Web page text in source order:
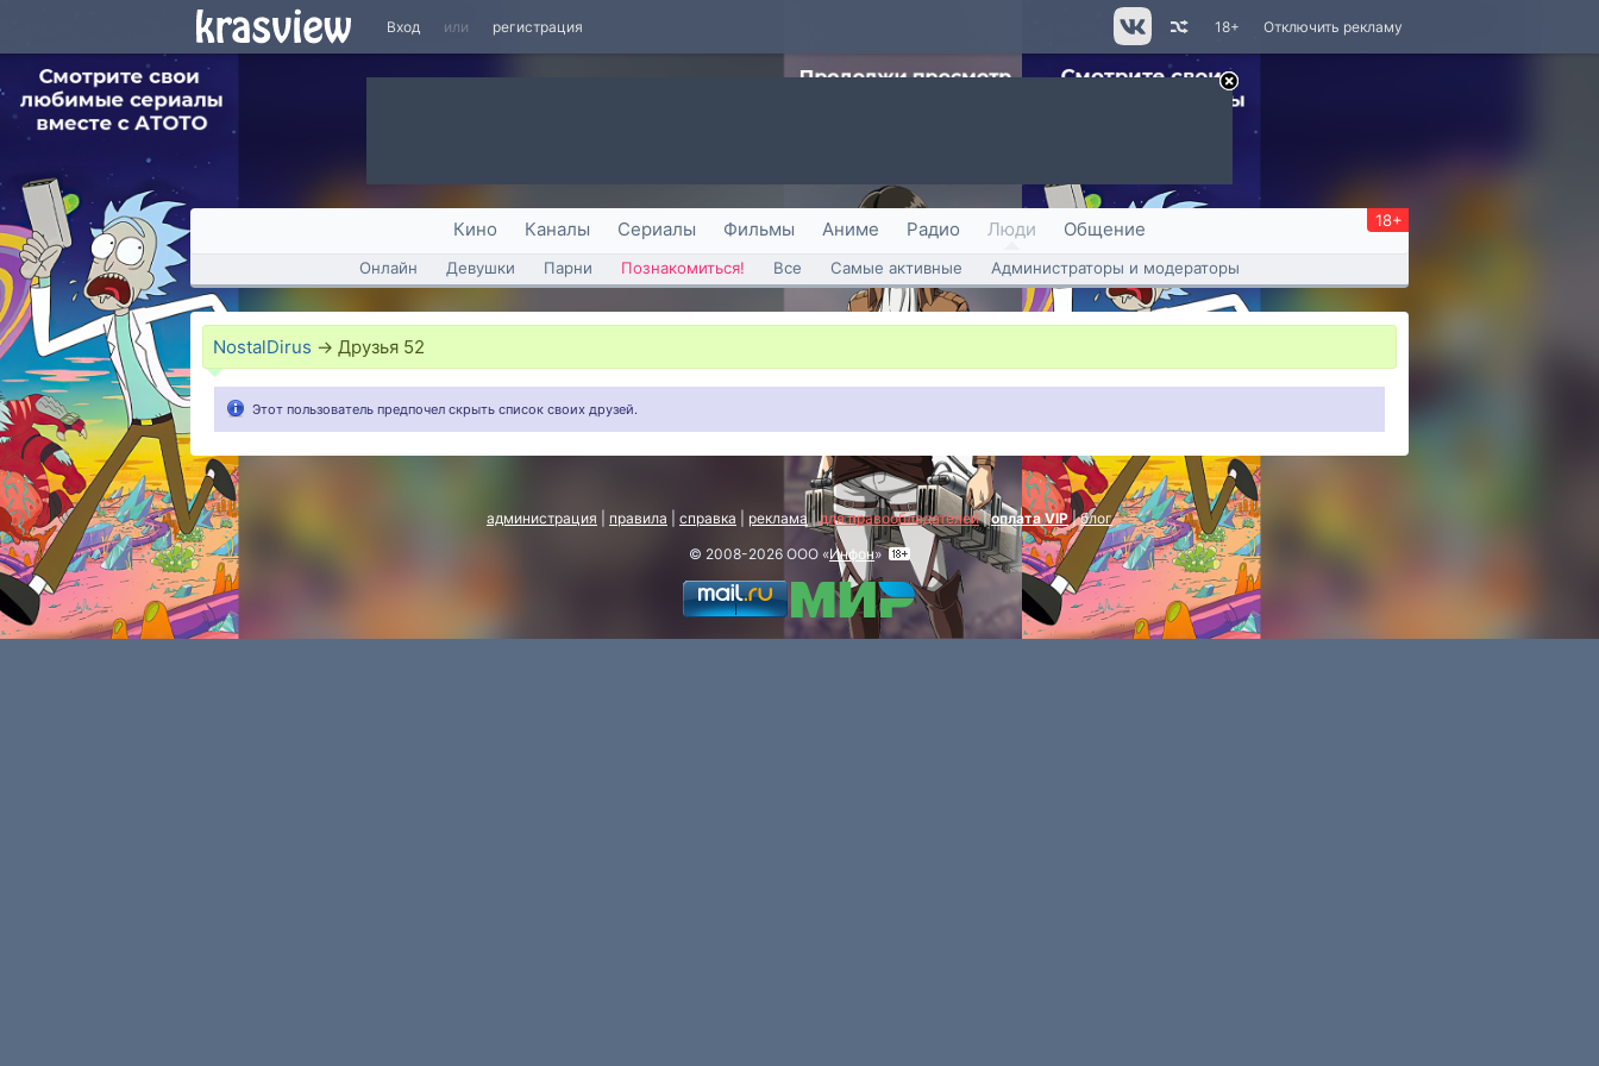
Вход или регистрация Отключить рекламу
18+
Кино Каналы Сериалы Фильмы Аниме Радио Люди Общение 18+
Онлайн Девушки Парни Познакомиться! Все Самые активные Администраторы и модераторы
NostalDirus → Друзья 52
Этот пользователь предпочел скрыть список своих друзей.
администрация правила справка реклама|для правообладателей|оплата VIP|блог
© 2008-2026 ООО «Инфон»